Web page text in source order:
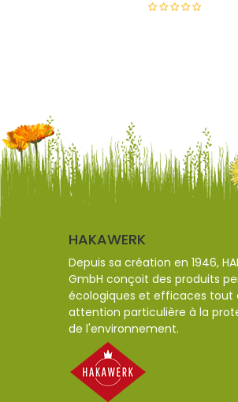
HAKAWERK
Depuis sa création en 1946,
GmbH conçoit des produits
écologiques et efficaces tout
attention particulière à la
de l'environnement.